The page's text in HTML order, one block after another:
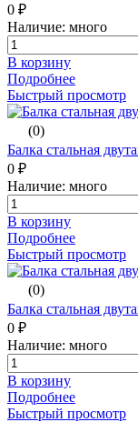
0 ₽
Наличие: много
В корзину
Подробнее
Быстрый просмотр
(0)
Балка стальная
0 ₽
Наличие: много
В корзину
Подробнее
Быстрый просмотр
(0)
Балка стальная
0 ₽
Наличие: много
В корзину
Подробнее
Быстрый просмотр